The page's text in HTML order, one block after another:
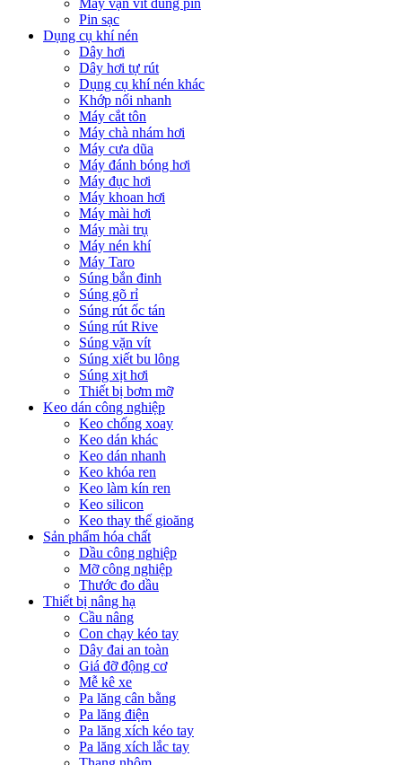
Máy vặn vít dùng pin
Pin sạc
Dụng cụ khí nén
Dây hơi
Dây hơi tự rút
Dụng cụ khí nén khác
Khớp nối nhanh
Máy cắt tôn
Máy chà nhám hơi
Máy cưa dũa
Máy đánh bóng hơi
Máy đục hơi
Máy khoan hơi
Máy mài hơi
Máy mài trụ
Máy nén khí
Máy Taro
Súng bắn đinh
Súng gõ rỉ
Súng rút ốc tán
Súng rút Rive
Súng vặn vít
Súng xiết bu lông
Súng xịt hơi
Thiết bị bơm mỡ
Keo dán công nghiệp
Keo chống xoay
Keo dán khác
Keo dán nhanh
Keo khóa ren
Keo làm kín ren
Keo silicon
Keo thay thế gioăng
Sản phẩm hóa chất
Dầu công nghiệp
Mỡ công nghiệp
Thước đo dầu
Thiết bị nâng hạ
Cầu nâng
Con chạy kéo tay
Dây đai an toàn
Giá đỡ động cơ
Mễ kê xe
Pa lăng cân bằng
Pa lăng điện
Pa lăng xích kéo tay
Pa lăng xích lắc tay